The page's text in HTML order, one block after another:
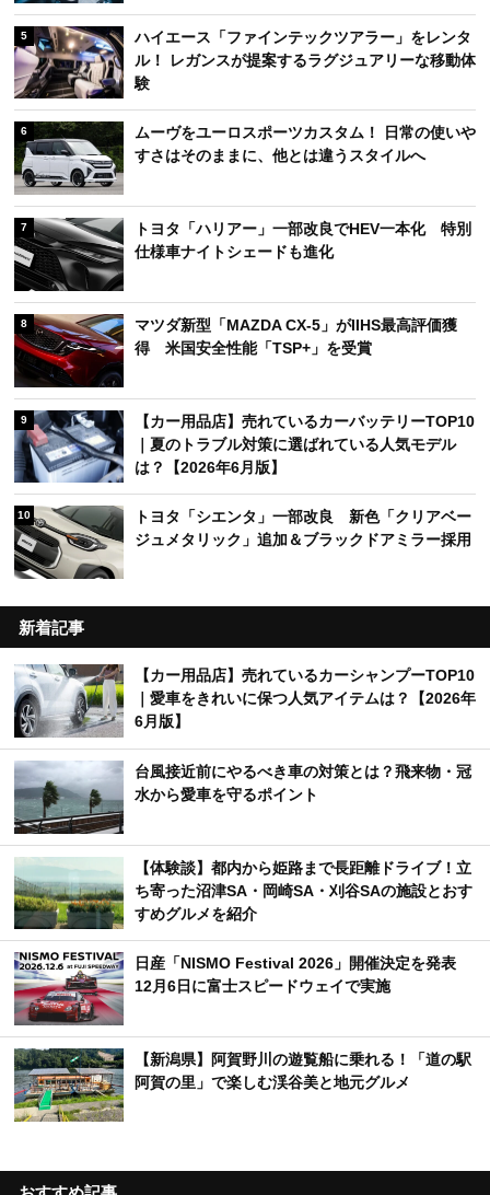
5
ハイエース「ファインテックツアラー」をレンタ
ル！ レガンスが提案するラグジュアリーな移動体
験
6
ムーヴをユーロスポーツカスタム！ 日常の使いや
すさはそのままに、他とは違うスタイルへ
7
トヨタ「ハリアー」一部改良でHEV一本化 特別
仕様車ナイトシェードも進化
8
マツダ新型「MAZDA CX-5」がIIHS最高評価獲
得 米国安全性能「TSP+」を受賞
9
【カー用品店】売れているカーバッテリーTOP10
｜夏のトラブル対策に選ばれている人気モデル
は？【2026年6月版】
10
トヨタ「シエンタ」一部改良 新色「クリアベー
ジュメタリック」追加＆ブラックドアミラー採用
新着記事
【カー用品店】売れているカーシャンプーTOP10
｜愛車をきれいに保つ人気アイテムは？【2026年
6月版】
台風接近前にやるべき車の対策とは？飛来物・冠
水から愛車を守るポイント
【体験談】都内から姫路まで長距離ドライブ！立
ち寄った沼津SA・岡崎SA・刈谷SAの施設とおす
すめグルメを紹介
日産「NISMO Festival 2026」開催決定を発表
12月6日に富士スピードウェイで実施
【新潟県】阿賀野川の遊覧船に乗れる！「道の駅
阿賀の里」で楽しむ渓谷美と地元グルメ